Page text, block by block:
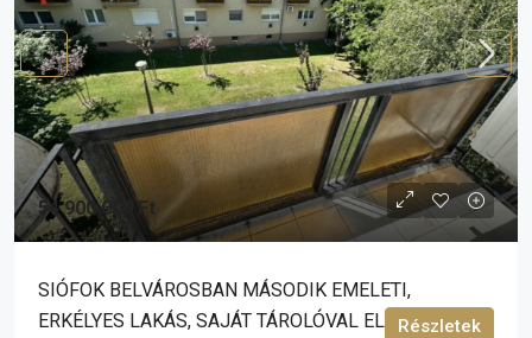
54 900 000 Ft
SIÓFOK BELVÁROSBAN MÁSODIK EMELETI,
ERKÉLYES LAKÁS, SAJÁT TÁROLÓVAL ELADÓ!Részletek